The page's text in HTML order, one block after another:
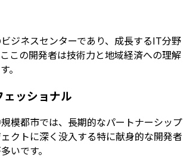
ジネスセンターであり、成長するIT分野
この開発者は技術力と地域経済への理解
。
ッショナル
模都市では、長期的なパートナーシップ
クトに深く没入する特に献身的な開発者
いです。